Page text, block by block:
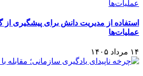
استفاده از مدیریت دانش برای پیشگیری از
عملیات‌ها
۱۴ مرداد ۱۴۰۵